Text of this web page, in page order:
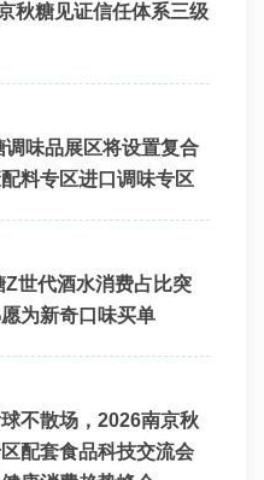
秋糖见证信任体系三级
味品展区将设置复合
料专区进口调味专区
世代酒水消费占比突
为新奇口味买单
不散场，2026南京秋
配套食品科技交流会